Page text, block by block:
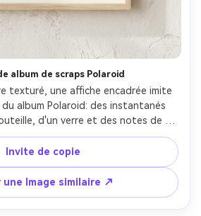
album de scraps Polaroid
texturé, une affiche encadrée imite
du album Polaroid: des instantanés
d'un verre et des notes de
plus une bande de titre
comme une composition imprimable
sûres, un objectif de 50 mm, une
des ombres de ruban réalistes, un
lisible et nette-AR 4:5
Invite de copie
une Image similaire ↗